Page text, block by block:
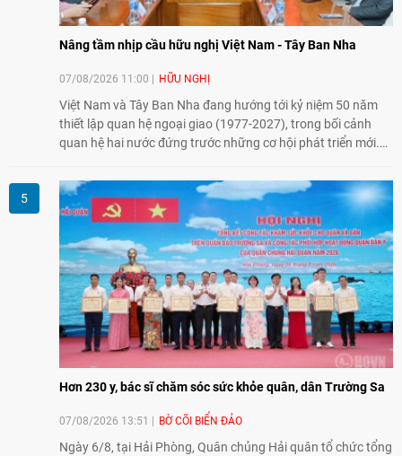
Nâng tầm nhịp cầu hữu nghị Việt Nam - Tây Ban Nha
07/08/2026 11:00 HỮU NGHỊ
Việt Nam và Tây Ban Nha đang hướng tới kỷ niệm 50 năm
thiết lập quan hệ ngoại giao (1977-2027), trong bối cảnh
quan hệ hai nước đứng trước những cơ hội phát triển mới.
nhân dân có vai trò quan trọng trong việc củng cố nền tảng
xã hội, tăng cường hiểu biết, tin cậy và gắn bó giữa nhân
dân hai nước.
Hơn 230 y, bác sĩ chăm sóc sức khỏe quân, dân Trường Sa
07/08/2026 13:51 BỜ CÕI BIỂN ĐẢO
Ngày 6/8, tại Hải Phòng, Quân chủng Hải quân tổ chức tổng